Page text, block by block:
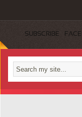
SUBSCRIBE